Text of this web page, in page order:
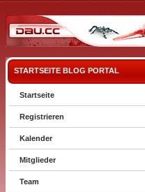
STARTSEITE BLOG PORTAL
Startseite
Registrieren
Kalender
Mitglieder
Team